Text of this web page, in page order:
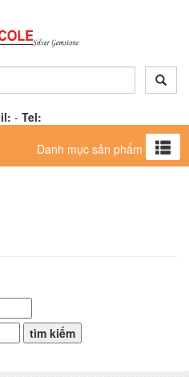
- Tel:
Danh mục sản phẩm